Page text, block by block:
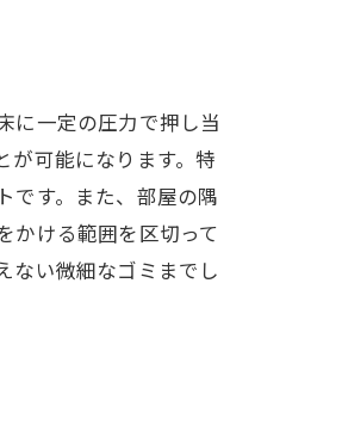
に一定の圧力で押し当
が可能になります。特
です。また、部屋の隅
かける範囲を区切って
ない微細なゴミまでし